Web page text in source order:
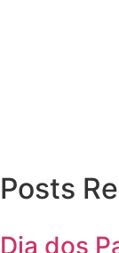
Posts
Dia dos